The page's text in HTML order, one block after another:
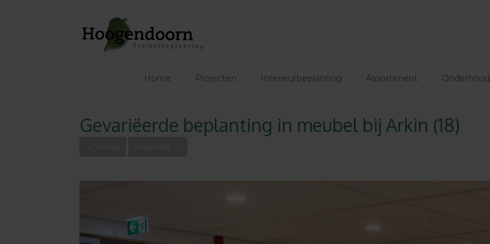
Home Projecten Interieurbeplanting Assortiment Onderhoud
Gevariëerde beplanting in meubel bij Arkin (18)